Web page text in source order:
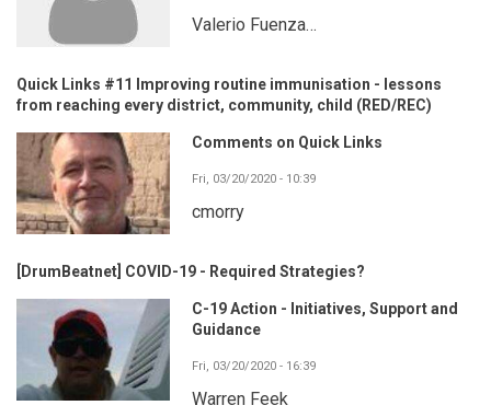
Valerio Fuenza…
Quick Links #11 Improving routine immunisation - lessons
from reaching every district, community, child (RED/REC)
Comments on Quick Links
Fri, 03/20/2020 - 10:39
cmorry
[DrumBeatnet] COVID-19 - Required Strategies?
C-19 Action - Initiatives, Support and
Guidance
Fri, 03/20/2020 - 16:39
Warren Feek